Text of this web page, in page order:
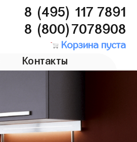
8 (495) 117 7891
8 (800)7078908
Корзина пуста
Контакты